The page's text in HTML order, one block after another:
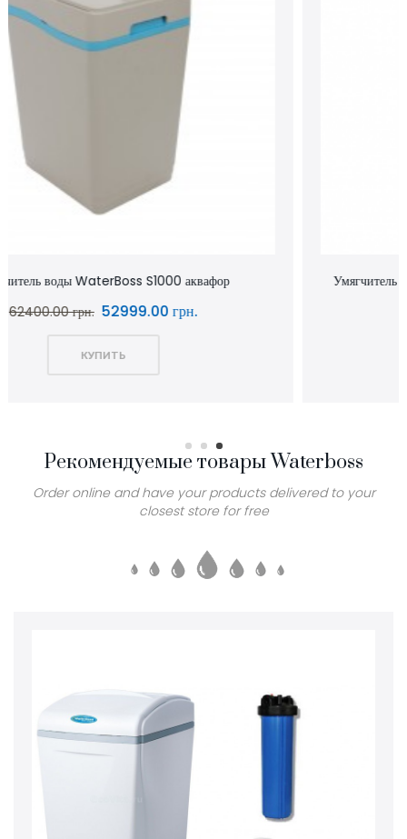
Умягчитель воды WaterBoss S800 аквафор waterboss
51600.00 грн.
Рекомендуемые товары Waterboss
Order online and have your products delivered to your
closest store for free